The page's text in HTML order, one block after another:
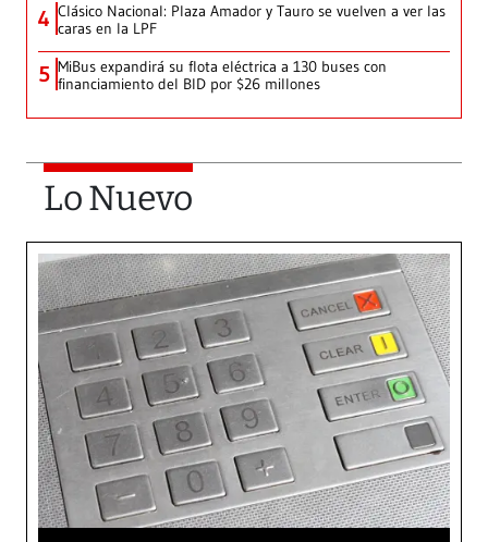
4 Clásico Nacional: Plaza Amador y Tauro se vuelven a ver las
caras en la LPF
5 MiBus expandirá su flota eléctrica a 130 buses con
financiamiento del BID por $26 millones
Lo Nuevo